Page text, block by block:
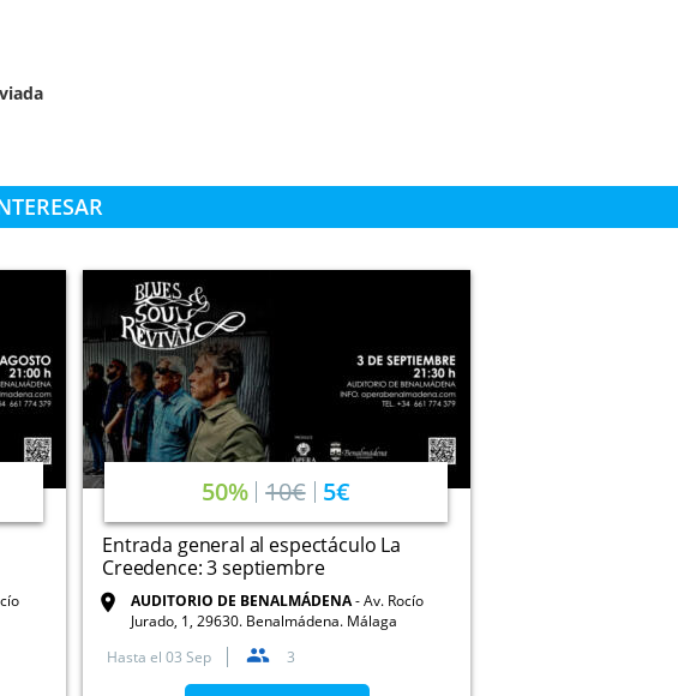
50% 10€ 5€
Entrada general al espectáculo La
Creedence: 3 septiembre
AUDITORIO DE BENALMÁDENA Av. Rocío
Jurado, 1, 29630. Benalmádena. Málaga
Hasta el 03 Sep 3